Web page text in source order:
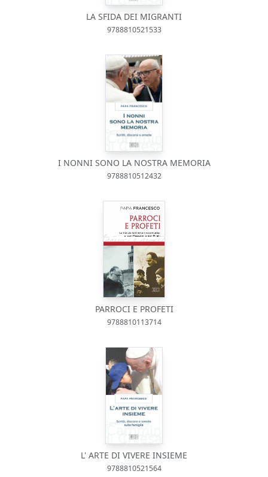
LA SFIDA DEI MIGRANTI
9788810521533
I NONNI SONO LA NOSTRA MEMORIA
9788810512432
PARROCI E PROFETI
9788810113714
L' ARTE DI VIVERE INSIEME
9788810521564